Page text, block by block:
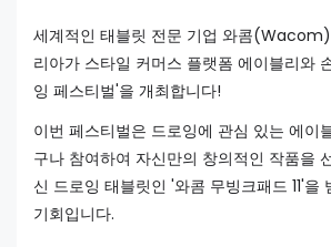
세계적인 태블릿 전문 기업 와콤
리아가 스타일 커머스 플랫폼 에이블리와
잉 페스티벌'을 개최합니다!
이번 페스티벌은 드로잉에 관심 있는 에이
구나 참여하여 자신만의 창의적인 작품을
신 드로잉 태블릿인 '와콤 무빙크패드 11'을
기회입니다.